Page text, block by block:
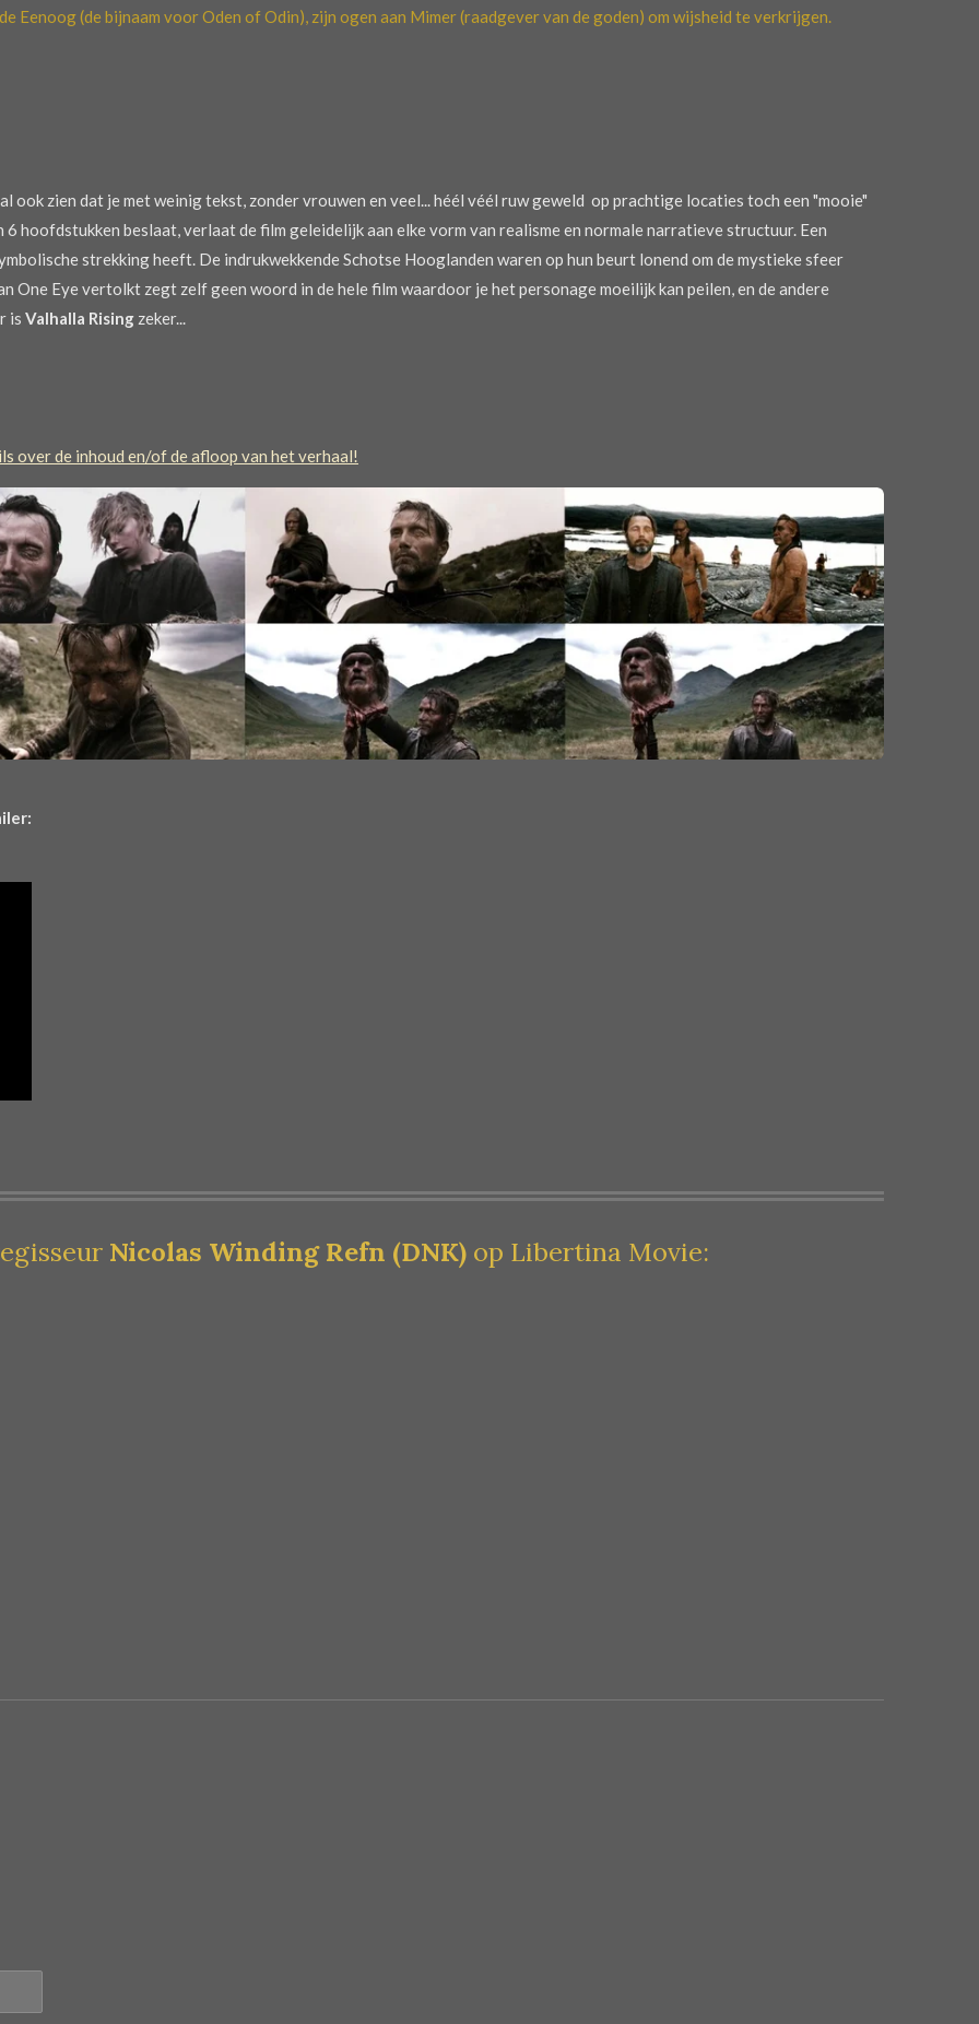
Eenoog (de bijnaam voorOden of Odin), zijn ogen aan Mimer (raadgever van de goden) om wijsheid te verkrijgen.
ook zien dat je met weinig tekst, zonder vrouwen en veel... héél véél ruw geweld op prachtige locaties toch een "mooie"
6 hoofdstukken beslaat, verlaat de film geleidelijk aan elke vorm van realisme en normale narratieve structuur. Een
strekking heeft. De indrukwekkende Schotse Hooglanden waren op hun beurt lonend om de mystieke sfeer
One Eye vertolkt zegt zelf geen woord in de hele film waardoor je het personage moeilijk kan peilen, en de andere
is Valhalla Rising zeker...
over de inhoud en/of de afloop van het verhaal!
Nicolas Winding Refn (DNK)op Libertina Movie: